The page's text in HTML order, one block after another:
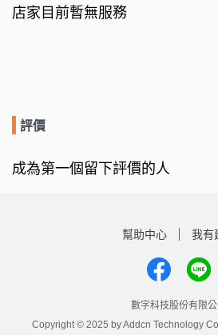
店家目前暫無服務
評價
成為第一個留下評價的人
幫助中心 我有
數字科技股份有限公
Copyright © 2025 by Addcn Technology